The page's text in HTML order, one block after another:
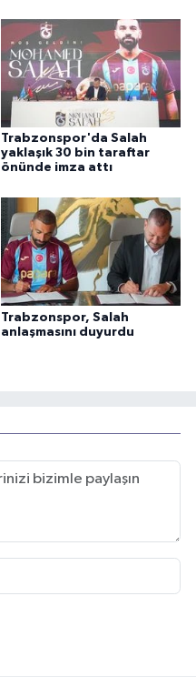
Trabzonspor'da Salah
yaklaşık 30 bin taraftar
önünde imza attı
Trabzonspor, Salah
anlaşmasını duyurdu